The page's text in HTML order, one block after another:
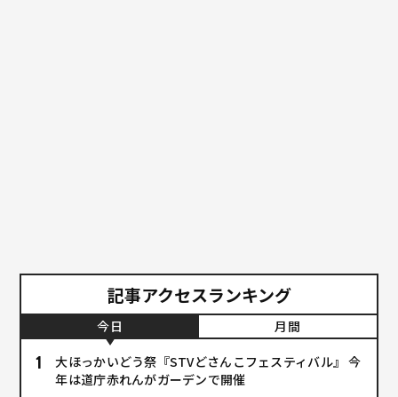
記事アクセスランキング
今日
月間
大ほっかいどう祭『STVどさんこフェスティバル』 今
年は道庁赤れんがガーデンで開催